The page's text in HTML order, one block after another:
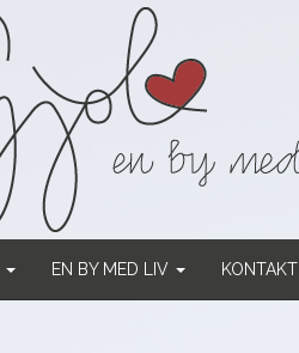
EN BY MED LIV KONTAKT